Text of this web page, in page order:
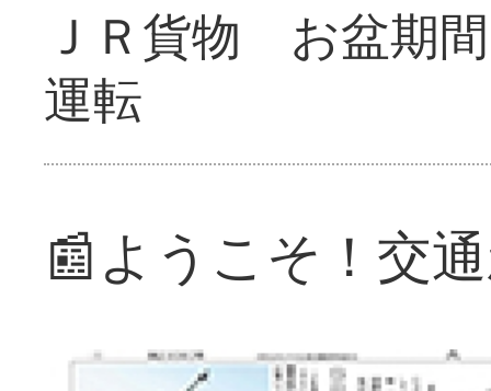
ＪＲ貨物 お盆期
運転
📰ようこそ！交